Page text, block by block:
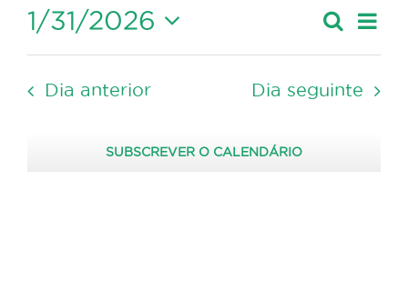
2026
Navegação
de
pesquisa
Dia
1/31/2026
Selecione
data.
Dia anterior Dia seguinte
SUBSCREVER O CALENDÁRIO